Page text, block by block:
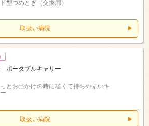
型つめとぎ（交換用）
取扱い病院
ポータブルキャリー
とお出かけの時に軽くて持ちやすいキ
取扱い病院